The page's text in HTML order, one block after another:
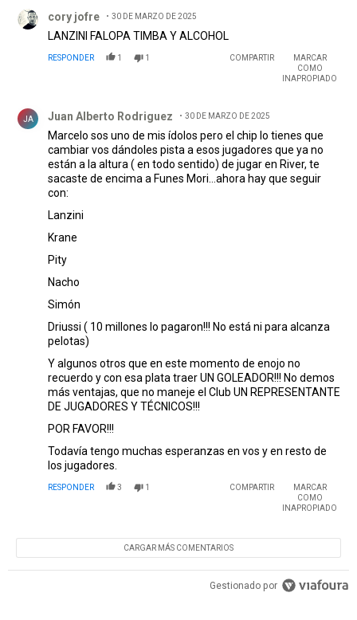
cory jofre 30 DE MARZO DE 2025
LANZINI FALOPA TIMBA Y ALCOHOL
RESPONDER 1 1 COMPARTIR
MARCAR
COMO
INAPROPIADO
JA Juan Alberto Rodriguez 30 DE MARZO DE 2025
Marcelo sos uno de mis ídolos pero el chip lo tienes que
cambiar vos dándoles pista a esos jugadores que ya no
están a la altura ( en todo sentido) de jugar en River, te
sacaste de encima a Funes Mori…ahora hay que seguir
con:
Lanzini
Krane
Pity
Nacho
Simón
Driussi ( 10 millones lo pagaron!!! No está ni para alcanza
pelotas)
Y algunos otros que en este momento de enojo no
recuerdo y con esa plata traer UN GOLEADOR!!! No demos
más ventajas, que no maneje el Club UN REPRESENTANTE
DE JUGADORES Y TÉCNICOS!!!
POR FAVOR!!!
Todavía tengo muchas esperanzas en vos y en resto de
los jugadores.
RESPONDER 3 1 COMPARTIR
MARCAR
COMO
INAPROPIADO
CARGAR MÁS COMENTARIOS
Gestionado por